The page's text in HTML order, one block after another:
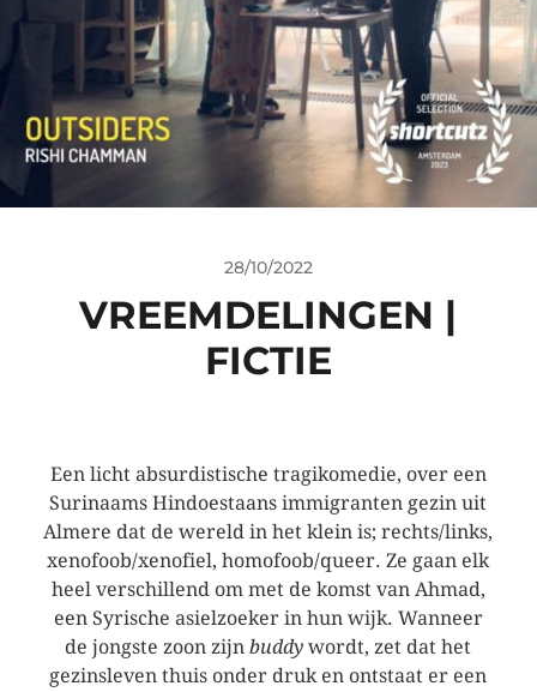
28/10/2022
VREEMDELINGEN |
FICTIE
Een licht absurdistische tragikomedie, over een
Surinaams Hindoestaans immigranten gezin uit
Almere dat de wereld in het klein is; rechts/links,
xenofoob/xenofiel, homofoob/queer. Ze gaan elk
heel verschillend om met de komst van Ahmad,
een Syrische asielzoeker in hun wijk. Wanneer
de jongste zoon zijnbuddywordt, zet dat het
gezinsleven thuis onder druk en ontstaat er een